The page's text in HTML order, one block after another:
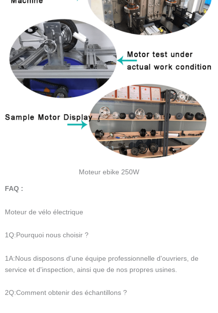
Moteur ebike 250W
FAQ :
Moteur de vélo électrique
1Q:Pourquoi nous choisir ?
1A:Nous disposons d'une équipe professionnelle d'ouvriers, de
service et d'inspection, ainsi que de nos propres usines.
2Q:Comment obtenir des échantillons ?